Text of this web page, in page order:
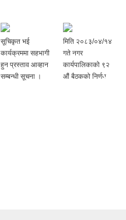
सूचिकृत भई
कार्यक्रममा सहभागी
हुन प्रस्ताव आव्हान
सम्बन्धी सूचना ।
मिति २०८३/०४/१४
गते नगर
कार्यपालिकाको ९२
‌‍औं बैठकको निर्णय